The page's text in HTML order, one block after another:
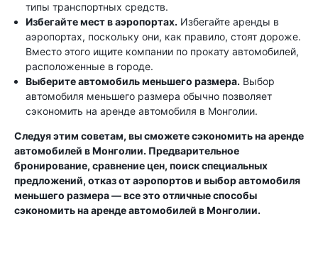
типы транспортных средств.
Избегайте мест в аэропортах. Избегайте аренды в
аэропортах, поскольку они, как правило, стоят дороже.
Вместо этого ищите компании по прокату автомобилей,
расположенные в городе.
Выберите автомобиль меньшего размера. Выбор
автомобиля меньшего размера обычно позволяет
сэкономить на аренде автомобиля в Монголии.
Следуя этим советам, вы сможете сэкономить на аренде
автомобилей в Монголии. Предварительное
бронирование, сравнение цен, поиск специальных
предложений, отказ от аэропортов и выбор автомобиля
меньшего размера — все это отличные способы
сэкономить на аренде автомобилей в Монголии.